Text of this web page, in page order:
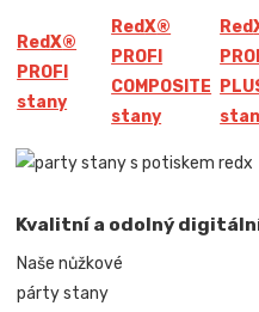
RedX®
PROFI
stany
RedX®
PROFI
COMPOSITE
stany
Red
Kvalitní a odolný
Naše nůžkové
párty stany